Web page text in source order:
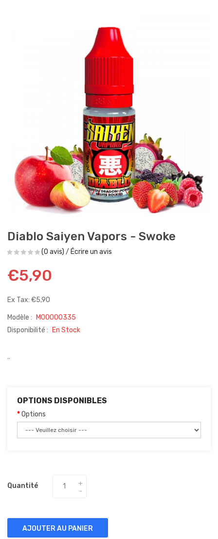
Diablo Saiyen Vapors - Swoke
(0 avis) / Écrire un avis
€5,90
Ex Tax: €5,90
Modèle :
M00000335
Disponibilité :
En Stock
..
OPTIONS DISPONIBLES
Options
Quantité
AJOUTER AU PANIER